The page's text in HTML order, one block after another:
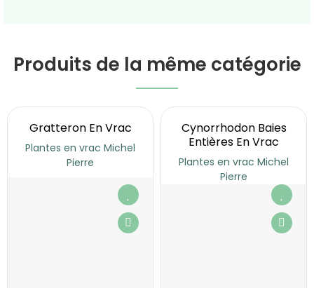
Produits de la même catégorie
Gratteron En Vrac
Plantes en vrac Michel
Pierre
Cynorrhodon Baies
Entières En Vrac
Plantes en vrac Michel
Pierre